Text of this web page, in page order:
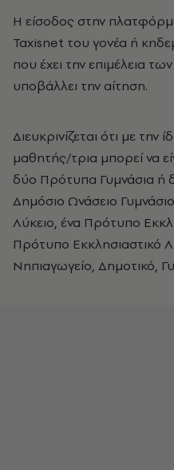
H είσοδος στην
Taxisnet του γονέα ή
που έχει την επιμέλεια
υποβάλλει την αίτηση.
Διευκρινίζεται ότι με την
μαθητής/τρια μπορεί να
δύο Πρότυπα Γυμνάσια ή
Δημόσιο Ωνάσειο
Λύκειο, ένα Πρότυπο
Πρότυπο Εκκλησιαστικό
Νηπιαγωγείο, Δημοτικό,